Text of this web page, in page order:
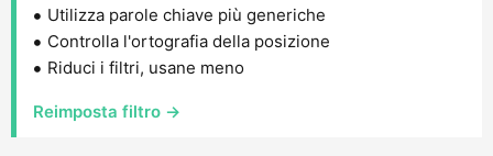
Utilizza parole chiave più generiche
Controlla l'ortografia della posizione
Riduci i filtri, usane meno
Reimposta filtro →